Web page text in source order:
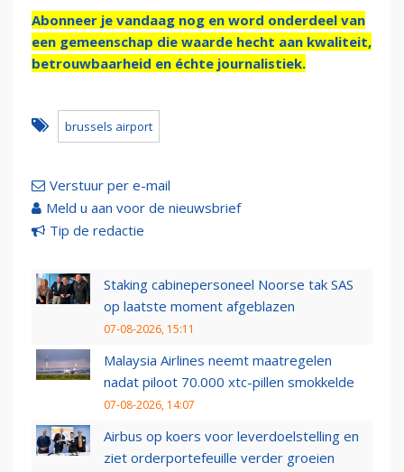
Abonneer je vandaag nog en word onderdeel van
een gemeenschap die waarde hecht aan kwaliteit,
betrouwbaarheid en échte journalistiek.
brussels airport
Verstuur per e-mail
Meld u aan voor de nieuwsbrief
Tip de redactie
Staking cabinepersoneel Noorse tak SAS
op laatste moment afgeblazen
07-08-2026, 15:11
Malaysia Airlines neemt maatregelen
nadat piloot 70.000 xtc-pillen smokkelde
07-08-2026, 14:07
Airbus op koers voor leverdoelstelling en
ziet orderportefeuille verder groeien